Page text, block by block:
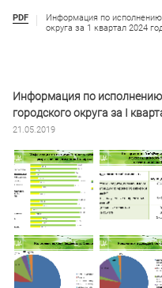
PDF
Информация по
округа за 1 квартал 2024
Информация по
городского округа за I
21.05.2019